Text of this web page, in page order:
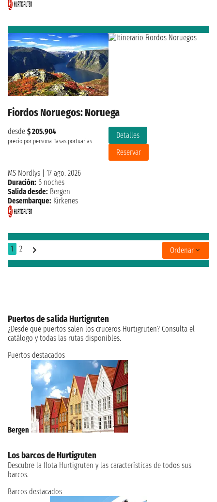
Fiordos Noruegos: Noruega
desde $ 205.904
precio por persona Tasas portuarias
Detalles
Reservar
MS Nordlys
17 ago. 2026
Duración: 6 noches
Salida desde: Bergen
Desembarque: Kirkenes
1 2 Ordenar
Puertos de salida Hurtigruten
¿Desde qué puertos salen los cruceros Hurtigruten? Consulta el
catálogo y todas las rutas disponibles.
Puertos destacados
Bergen
Los barcos de Hurtigruten
Descubre la flota Hurtigruten y las características de todos sus
barcos.
Barcos destacados